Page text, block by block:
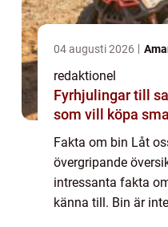
04 augusti 2026
redaktionel
Fyrhjulingar till salu en guide
som vill köpa
Fakta om bin Låt
övergripande
intressanta fakta
känna till. Bin är